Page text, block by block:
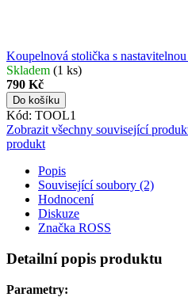
Koupelnová stolička s
Skladem (1 ks)
790 Kč
Do košíku
Kód: TOOL1
Zobrazit všechny související
produkt
Popis
Související soubory (2)
Hodnocení
Diskuze
Značka ROSS
Detailní popis produktu
Parametry: